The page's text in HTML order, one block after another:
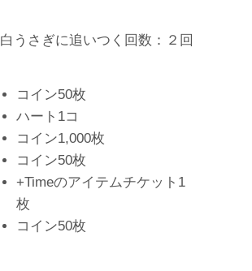
白うさぎに追いつく回数：２回
コイン50枚
ハート1コ
コイン1,000枚
コイン50枚
+Timeのアイテムチケット1
枚
コイン50枚